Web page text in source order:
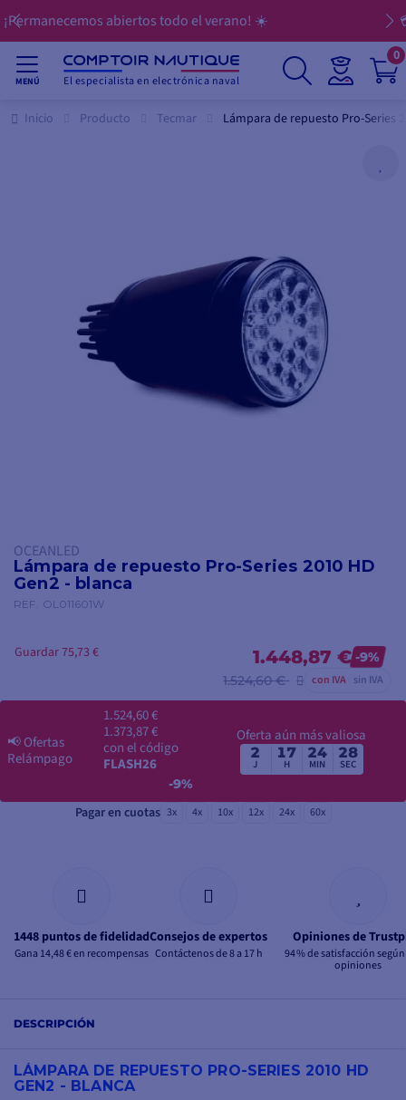
💳 Pague sus compras en 3, 4, 10 o 12 cuotas
MENÚ El especialista en electrónica naval
0
Inicio Producto Tecmar Lámpara de repuesto Pro-Series
OCEANLED
Lámpara de repuesto Pro-Series 2010 HD
Gen2 - blanca
REF. OL011601W
1.448,87 € -9%
1.524,60 €
con IVA sin IVA
Guardar 75,73 €
📢Ofertas
Relámpago
1.524,60 €
1.373,87 €
con el código
FLASH26
-9%
Oferta aún más valiosa
2
J
17
H
24
MIN
28
SEC
Pagar en cuotas 3x 4x 10x 12x 24x 60x
1448 puntos de fidelidad
Gana 14,48 € en recompensas
Consejos de expertos
Contáctenos de 8 a 17 h
Opiniones de
94 % de satisfacción
opiniones
DESCRIPCIÓN
LÁMPARA DE REPUESTO PRO-SERIES 2010 HD
GEN2 - BLANCA